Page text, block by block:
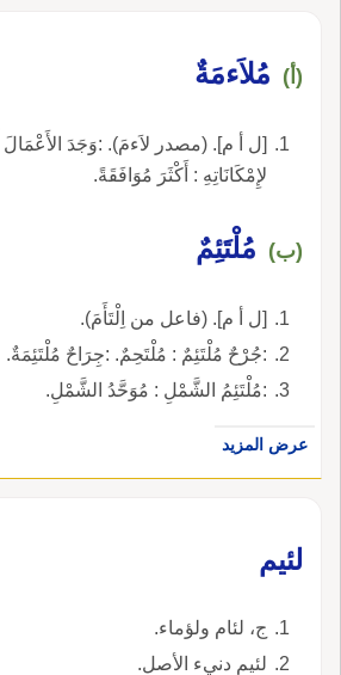
(أ) مُلاَءمَةٌ
[ل أ م]. (مصدر لاَءمَ). :وَجَدَ الأَعْمَالَ
لإِمْكَانَاتِهِ : أَكْثَرَ مُوَافَقَةً.
(ب) مُلْتَئِمٌ
[ل أ م]. (فاعل من اِلْتَأَمَ).
:جُرْحٌ مُلْتَئِمٌ : مُلْتَحِمٌ. :جِرَاحٌ مُلْتَئِمَةٌ.
:مُلْتَئِمُ الشَّمْلِ : مُوَحَّدُ الشَّمْلِ.
عرض المزيد
لئيم
ج، لئام ولؤماء.
لئيم دنيء الأصل.